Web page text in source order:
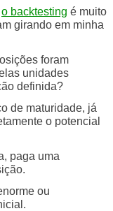
o backtesting é muito
girando em minha
foram
unidades
definida?
de maturidade, já
o potencial
paga uma
ou